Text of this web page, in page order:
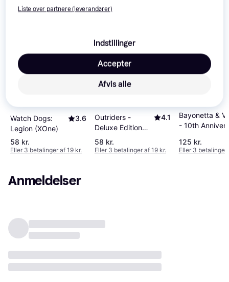
Watch Dogs:
Legion (XOne)
3.6
58 kr.
Eller 3 betalinger af 19 kr.
Outriders -
Deluxe Edition
(XOne)
4.1
58 kr.
Eller 3 betalinger af 19 kr.
Bayonetta &
- 10th
(XOne)
125 kr.
Eller 3 betalinger
Anmeldelser
Liste over partnere (leverandører)
Indstillinger
Afvis alle
Accepter